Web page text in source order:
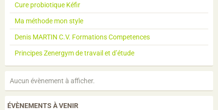
Cure probiotique Kéfir
Ma méthode mon style
Denis MARTIN C.V. Formations Competences
Principes Zenergym de travail et d’étude
Aucun évènement à afficher.
ÉVÈNEMENTS À VENIR